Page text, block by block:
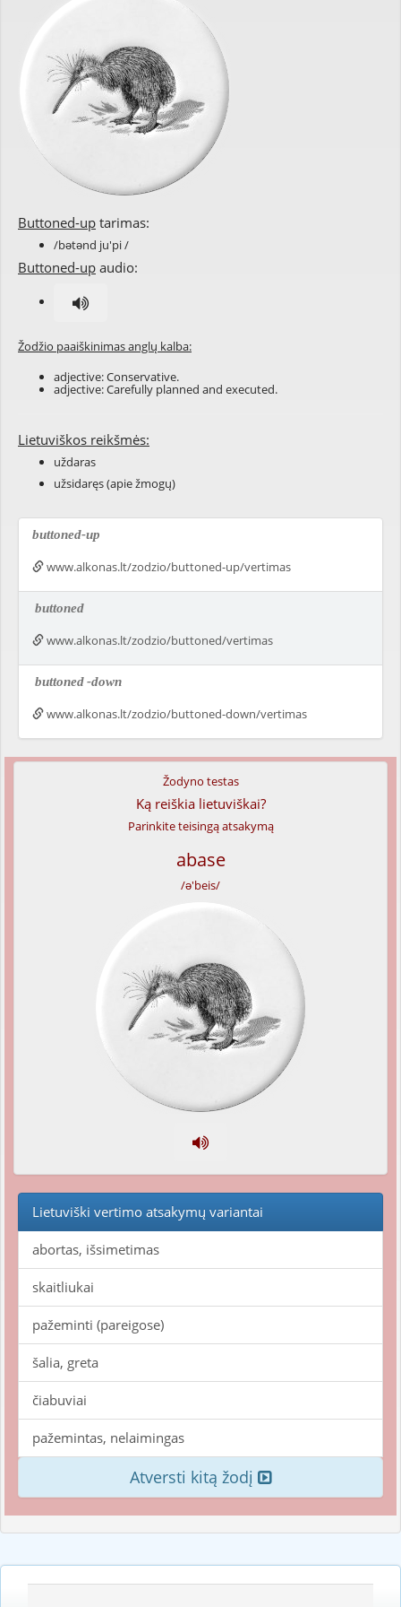
Buttoned-up tarimas:
/bətənd ju'pi /
Buttoned-up audio:
Žodžio paaiškinimas anglų kalba:
adjective:Conservative.
adjective: Carefully planned and executed.
Lietuviškos reikšmės:
uždaras
užsidaręs (apie žmogų)
buttoned-up
www.alkonas.lt/zodzio/buttoned-up/vertimas
buttoned
www.alkonas.lt/zodzio/buttoned/vertimas
buttoned-down
www.alkonas.lt/zodzio/buttoned-down/vertimas
Žodyno testas
Ką reiškia lietuviškai?
Parinkite teisingą atsakymą
abase
/ə'beis/
Lietuviški vertimo atsakymų variantai
abortas, išsimetimas
skaitliukai
pažeminti (pareigose)
šalia, greta
čiabuviai
pažemintas, nelaimingas
Atversti kitą žodį